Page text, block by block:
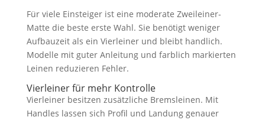
Für viele Einsteiger ist eine moderate Zweileiner-
Matte die beste erste Wahl. Sie benötigt weniger
Aufbauzeit als ein Vierleiner und bleibt handlich.
Modelle mit guter Anleitung und farblich markierten
Leinen reduzieren Fehler.
Vierleiner für mehr Kontrolle
Vierleiner besitzen zusätzliche Bremsleinen. Mit
Handles lassen sich Profil und Landung genauer